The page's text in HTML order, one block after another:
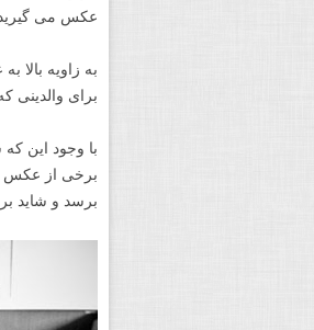
عکس می گیرید.
به زاویه بالا
برای والدینی
با وجود این
برخی از عکس
برسد و شاید